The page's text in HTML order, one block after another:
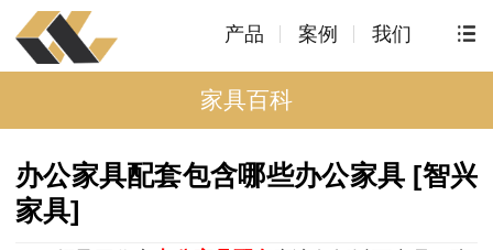
产品 案例 我们
家具百科
办公家具配套包含哪些办公家具 [智兴
家具]